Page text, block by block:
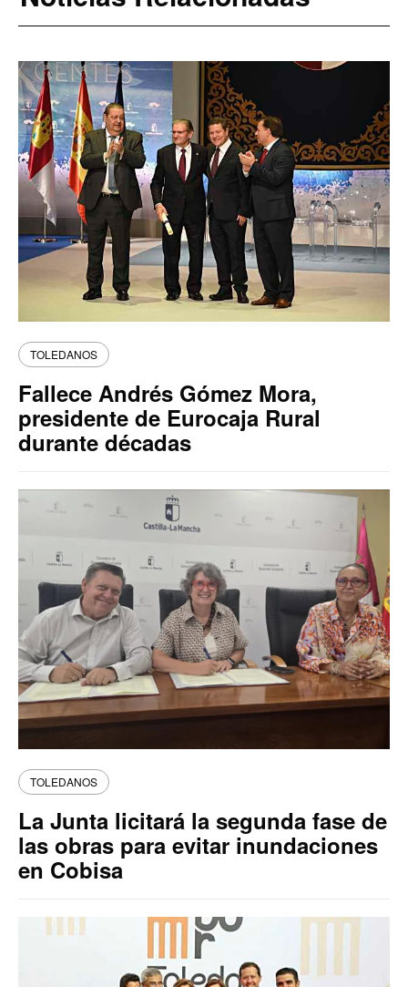
TOLEDANOS
Fallece Andrés Gómez Mora,
presidente de Eurocaja Rural
durante décadas
TOLEDANOS
La Junta licitará la segunda fase de
las obras para evitar inundaciones
en Cobisa